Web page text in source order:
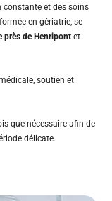
constante et des soins
en gériatrie, se
près de Henripont et
soutien et
que nécessaire afin de
délicate.